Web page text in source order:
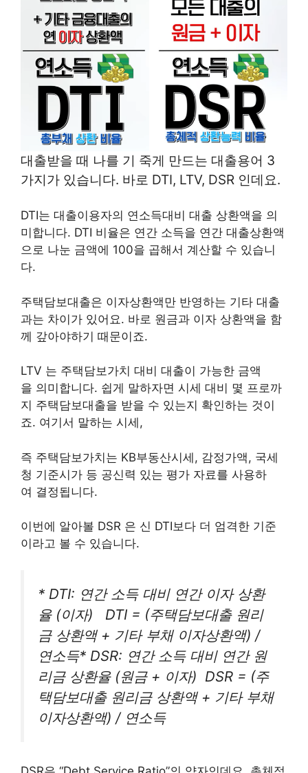
대출받을 때 나를 기 죽게 만드는 대출용어 3
가지가 있습니다. 바로 DTI, LTV, DSR 인데요.
DTI는 대출이용자의 연소득대비 대출 상환액을 의
미합니다. DTI 비율은 연간 소득을 연간 대출상환액
으로 나눈 금액에 100을 곱해서 계산할 수 있습니
다.
주택담보대출은 이자상환액만 반영하는 기타 대출
과는 차이가 있어요. 바로 원금과 이자 상환액을 함
께 갚아야하기 때문이죠.
LTV 는 주택담보가치 대비 대출이 가능한 금액
을 의미합니다. 쉽게 말하자면 시세 대비 몇 프로까
지 주택담보대출을 받을 수 있는지 확인하는 것이
죠. 여기서 말하는 시세,
즉 주택담보가치는 KB부동산시세, 감정가액, 국세
청 기준시가 등 공신력 있는 평가 자료를 사용하
여 결정됩니다.
이번에 알아볼 DSR 은 신 DTI보다 더 엄격한 기준
이라고 볼 수 있습니다.
* DTI: 연간 소득 대비 연간 이자 상환
율 (이자) DTI = (주택담보대출 원리
금 상환액 + 기타 부채 이자상환액) /
연소득* DSR: 연간 소득 대비 연간 원
리금 상환율 (원금 + 이자) DSR = (주
택담보대출 원리금 상환액 + 기타 부채
이자상환액) / 연소득